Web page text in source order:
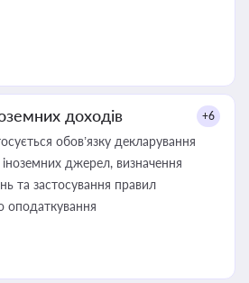
доходів +6
обов’язку декларування
джерел, визначення
та застосування правил
оподаткування